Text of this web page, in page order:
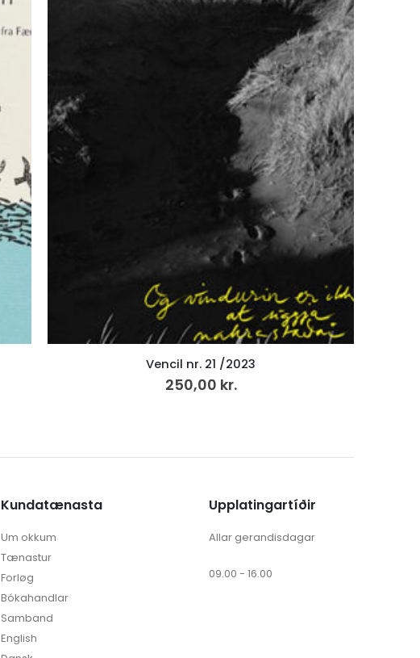
Vencil nr. 21 /2023
250,00kr.
Kundatænasta
Um okkum
Tænastur
Forløg
Bókahandlar
Samband
English
Upplatingartíðir
Allar gerandisdagar
09.00 - 16.00